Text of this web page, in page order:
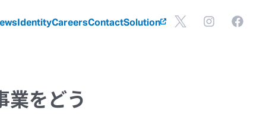
IdentityCareersContactSolution
業をどう